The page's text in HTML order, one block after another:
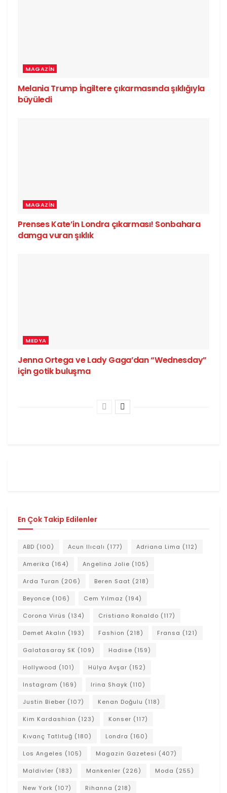
MAGAZIN
Melania Trump İngiltere çıkarmasında şıklığıyla
büyüledi
MAGAZIN
Prenses Kate’in Londra çıkarması! Sonbahara
damga vuran şıklık
MEDYA
Jenna Ortega ve Lady Gaga’dan “Wednesday”
için gotik buluşma
En Çok Takip Edilenler
ABD (100) Acun Ilıcalı (177) Adriana Lima (112)
Amerika (164) Angelina Jolie (105)
Arda Turan (206) Beren Saat (218)
Beyonce (106) Cem Yılmaz (194)
Corona Virüs (134) Cristiano Ronaldo (117)
Demet Akalın (193) Fashion (218) Fransa (121)
Galatasaray SK (109) Hadise (159)
Hollywood (101) Hülya Avşar (152)
Instagram (169) Irina Shayk (110)
Justin Bieber (107) Kenan Doğulu (118)
Kim Kardashian (123) Konser (117)
Kıvanç Tatlıtuğ (180) Londra (160)
Los Angeles (105) Magazin Gazetesi (407)
Maldivler (183) Mankenler (226) Moda (255)
New York (107) Rihanna (218)